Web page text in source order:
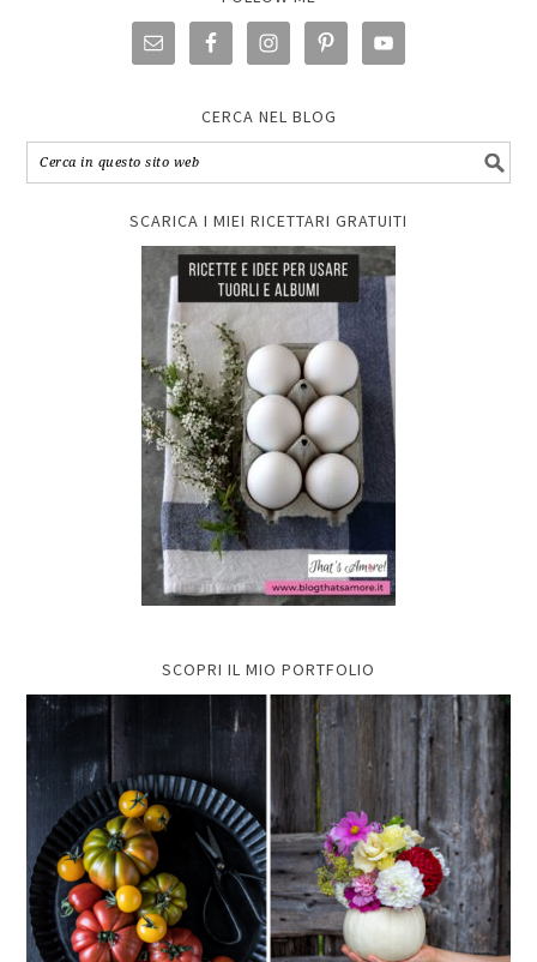
CERCA NEL BLOG
SCARICA I MIEI RICETTARI GRATUITI
SCOPRI IL MIO PORTFOLIO